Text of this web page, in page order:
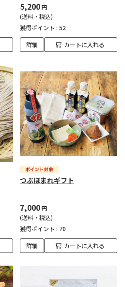
5,200円
(送料・税込)
獲得ポイント : 52
詳細 カートに入れる
つぶほまれギフト
7,000円
(送料・税込)
獲得ポイント : 70
詳細 カートに入れる